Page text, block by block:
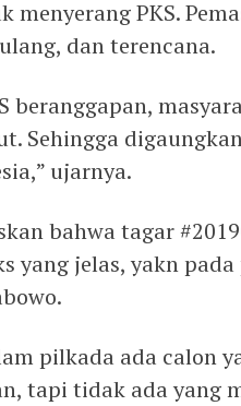
menyerang PKS.
dan terencana.
beranggapan,
Sehingga
ujarnya.
bahwa tagar
yang jelas, yakn
pilkada ada calon
tapi tidak ada yang